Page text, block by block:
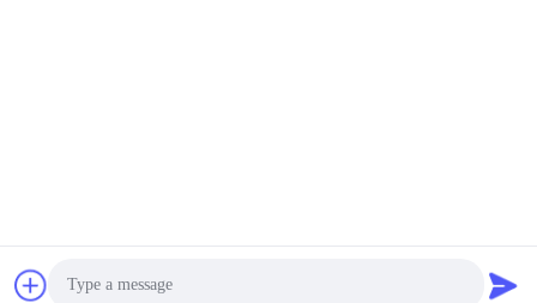
Le fournisseur. 2016-2026 Wuhan Questt ASIA Technology
Co., Ltd. Tout. Les droits sont réservés.